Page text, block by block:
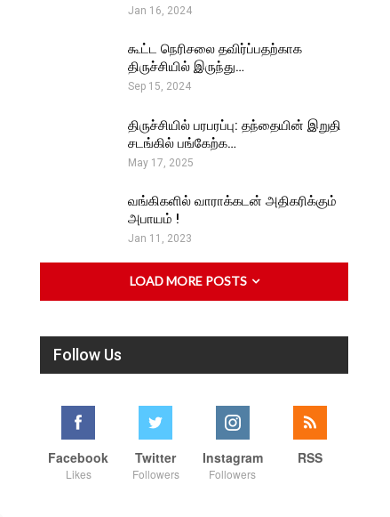
Jan 16, 2024
கூட்ட நெரிசலை தவிர்ப்பதற்காக
திருச்சியில் இருந்து…
Sep 15, 2024
திருச்சியில் பரபரப்பு: தந்தையின் இறுதி
சடங்கில் பங்கேற்க…
May 17, 2025
வங்கிகளில் வாராக்கடன் அதிகரிக்கும்
அபாயம் !
Jan 11, 2023
LOAD MORE POSTS
Follow Us
Facebook
Likes
Twitter
Followers
Instagram
Followers
RSS